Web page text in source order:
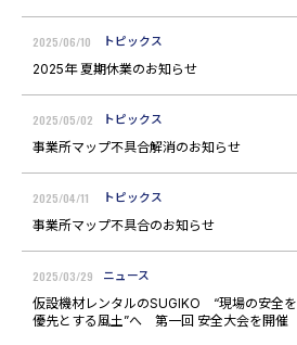
2025/06/10 トピックス
2025年 夏期休業のお知らせ
2025/05/02 トピックス
事業所マップ不具合解消のお知らせ
2025/04/11 トピックス
事業所マップ不具合のお知らせ
2025/03/29 ニュース
仮設機材レンタルのSUGIKO “現場の安全
優先とする風土”へ 第一回 安全大会を開催